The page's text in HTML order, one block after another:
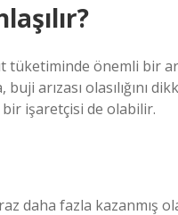
tüketiminde önemli bir
arızası olasılığını
bir işaretçisi de olabilir.
daha fazla kazanmış